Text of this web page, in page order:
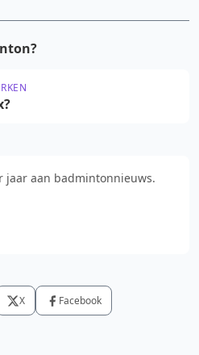
jaar aan badmintonnieuws.
X Facebook